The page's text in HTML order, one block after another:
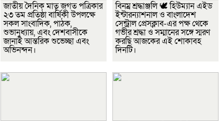
জাতীয় দৈনিক মাতৃ জগত পত্রিকার
২৩ তম প্রতিষ্ঠা বার্ষিকী উপলক্ষে
সকল সাংবাদিক, পাঠক,
শুভানুধ্যায়, এবং দেশবাসীকে
জানাই আন্তরিক শুভেচ্ছা এবং
অভিনন্দন।
বিনম্র শ্রদ্ধাঞ্জলি 🕊️ হিউম্যান এইড
ইন্টারন্যাশনাল ও বাংলাদেশ
সেন্ট্রাল প্রেসক্লাব-এর পক্ষ থেকে
গভীর শ্রদ্ধা ও সম্মানের সঙ্গে স্মরণ
করছি আজকের এই শোকাবহ
দিনটি।